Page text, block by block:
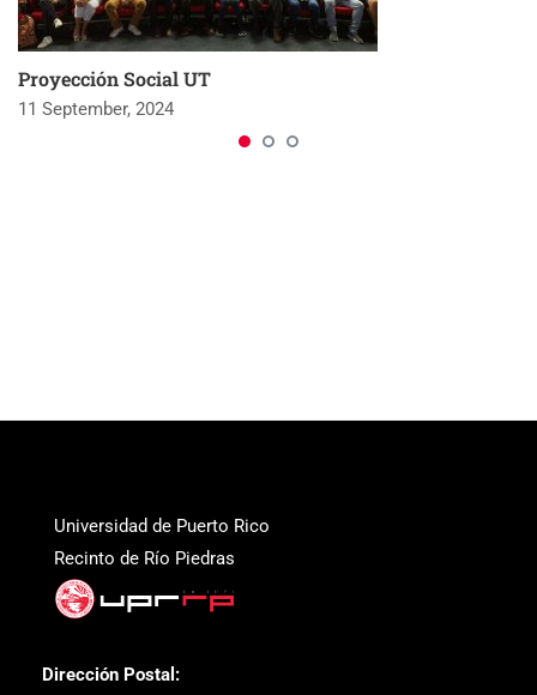
Proyección Social UT
11 September, 2024
Universidad de Puerto Rico
Recinto de Río Piedras
Dirección Postal: